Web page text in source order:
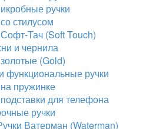
ручки
стилусом
Тач (Soft Touch)
и чернила
(Gold)
функциональные ручки
пружинке
для телефона
ручки
Ватерман (Waterman)